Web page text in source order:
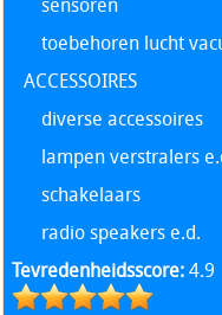
toebehoren lucht
ACCESSOIRES
diverse accessoires
lampen verstralers
schakelaars
radio speakers e.d.
Tevredenheidsscore:4.9